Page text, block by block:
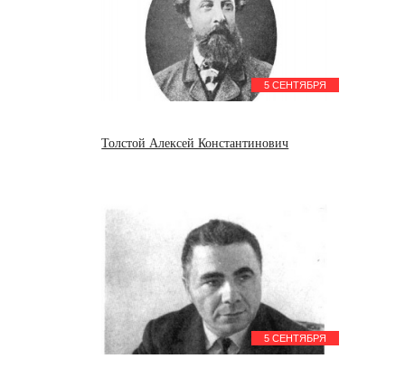
5 СЕНТЯБРЯ
Толстой Алексей Константинович
5 СЕНТЯБРЯ